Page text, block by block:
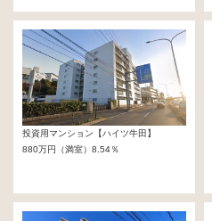
640万円
投資用マンション【ハイツ牛田】
880万円（満室）8.54％